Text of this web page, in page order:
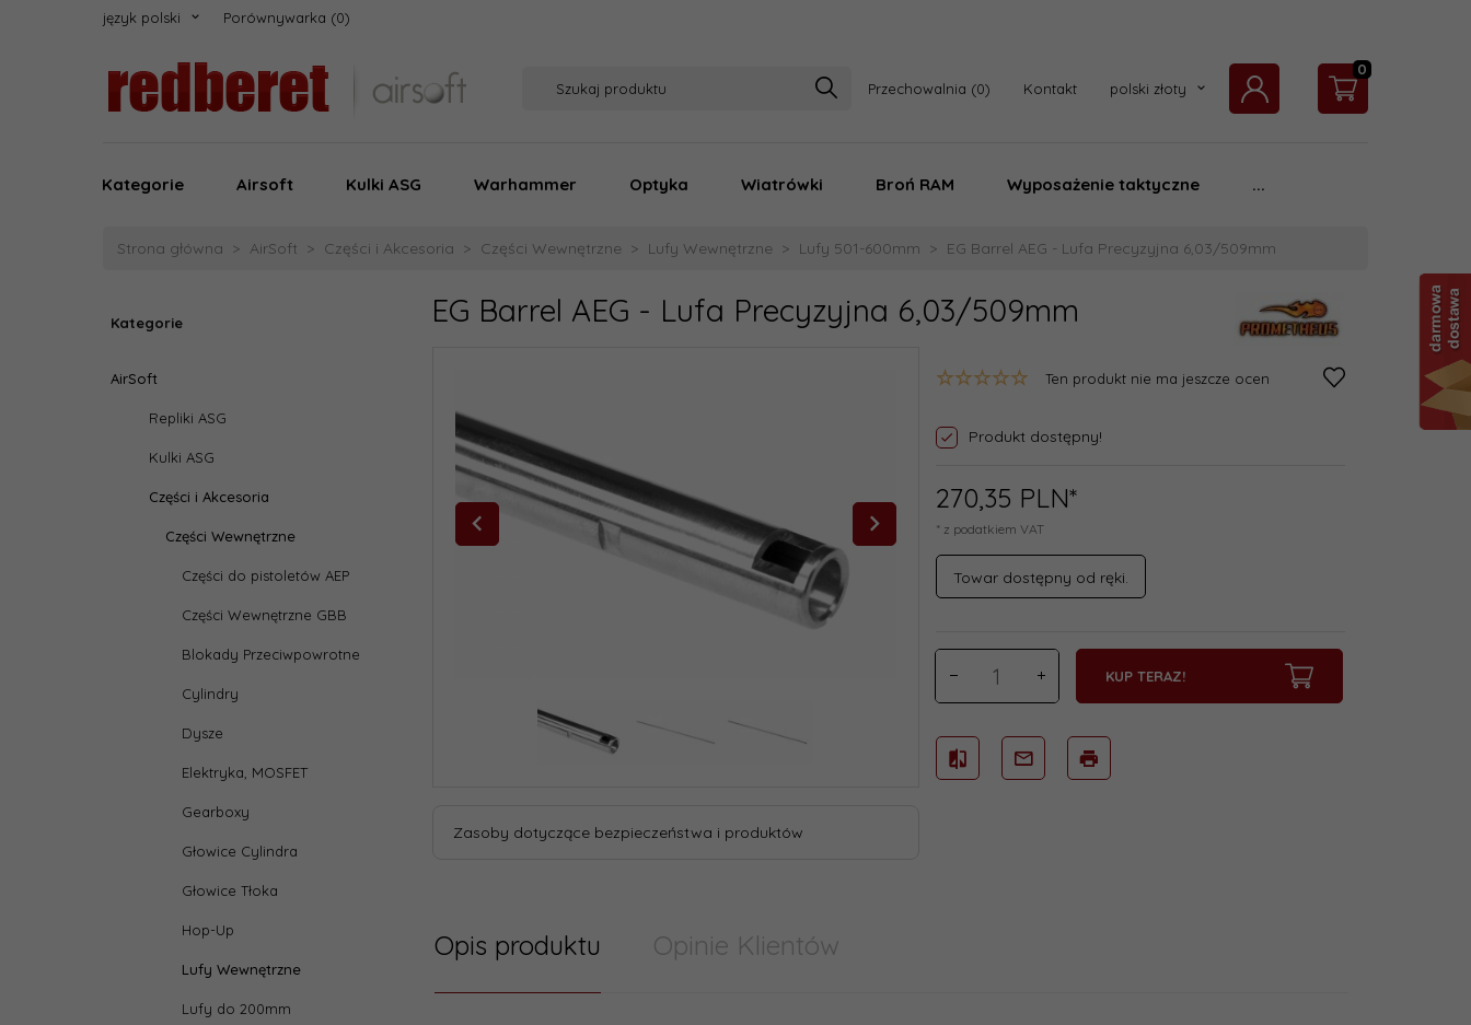
język polski Porównywarka
Przechowalnia Kontakt currency_h
polski złoty
0
Kategorie Airsoft Kulki ASG Warhammer Optyka Wiatrówki Broń RAM Wyposażenie taktyczne ...
Strona główna AirSoft Części i Akcesoria Części Wewnętrzne Lufy Wewnętrzne Lufy 501-600mm EG Barrel AEG - Lufa Precyzyjna 6,03/509mm
Kategorie
AirSoft
Repliki ASG
Kulki ASG
Części i Akcesoria
Części Wewnętrzne
Części do pistoletów AEP
Części Wewnętrzne GBB
Blokady Przeciwpowrotne
Cylindry
Dysze
Elektryka, MOSFET
Gearboxy
Głowice Cylindra
Głowice Tłoka
Hop-Up
Lufy Wewnętrzne
Lufy do 200mm
EG Barrel AEG - Lufa Precyzyjna 6,03/509mm
Zasoby dotyczące bezpieczeństwa i produktów
Ten produkt nie ma jeszcze ocen
Produkt dostępny!
270,35 PLN*
* z podatkiem VAT
Towar dostępny od ręki.
KUP TERAZ!
Opis produktu Opinie Klientów